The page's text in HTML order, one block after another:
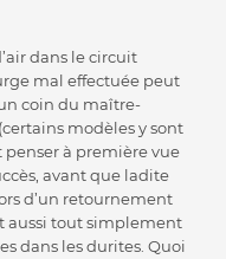
dans le circuit
mal effectuée peut
coin du maître-
modèles y sont
à première vue
avant que ladite
d’un retournement
aussi tout simplement
dans les durites. Quoi